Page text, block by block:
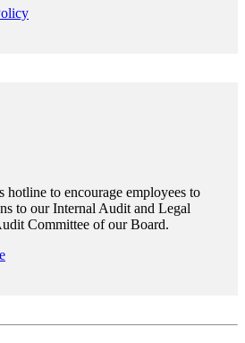
hotline to encourage employees to
to our Internal Audit and Legal
Committee of our Board.